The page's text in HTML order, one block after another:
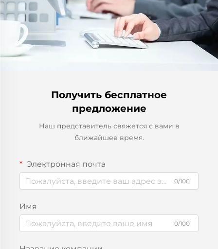
Получить бесплатное
предложение
Наш представитель свяжется с вами в
ближайшее время.
Электронная почта
0/100
Имя
0/100